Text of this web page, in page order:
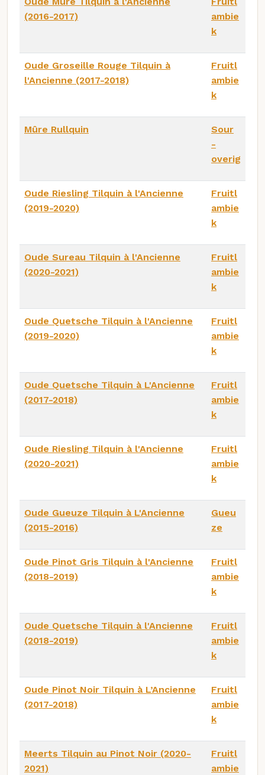
(2016-2017)
ambie
k
Oude Groseille Rouge Tilquin à
l'Ancienne (2017-2018)
Fruitl
ambie
k
Mûre Rullquin
Sour
-
overig
Oude Riesling Tilquin à l'Ancienne
(2019-2020)
Fruitl
ambie
k
Oude Sureau Tilquin à l'Ancienne
(2020-2021)
Fruitl
ambie
k
Oude Quetsche Tilquin à l'Ancienne
(2019-2020)
Fruitl
ambie
k
Oude Quetsche Tilquin à L'Ancienne
(2017-2018)
Fruitl
ambie
k
Oude Riesling Tilquin à l'Ancienne
(2020-2021)
Fruitl
ambie
k
Oude Gueuze Tilquin à L'Ancienne
(2015-2016)
Gueu
ze
Oude Pinot Gris Tilquin à l'Ancienne
(2018-2019)
Fruitl
ambie
k
Oude Quetsche Tilquin à l'Ancienne
(2018-2019)
Fruitl
ambie
k
Oude Pinot Noir Tilquin à L’Ancienne
(2017-2018)
Fruitl
ambie
k
Meerts Tilquin au Pinot Noir (2020-
2021)
Fruitl
ambie